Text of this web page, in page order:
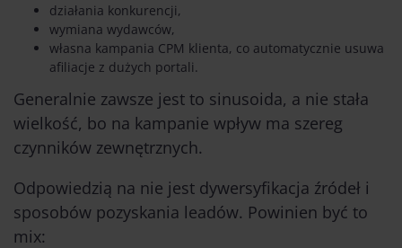
działania konkurencji,
wymiana wydawców,
własna kampania CPM klienta, co automatycznie usuwa
afiliacje z dużych portali.
Generalnie zawsze jest to sinusoida, a nie stała
wielkość, bo na kampanie wpływ ma szereg
czynników zewnętrznych.
Odpowiedzią na nie jest dywersyfikacja źródeł i
sposobów pozyskania leadów. Powinien być to
mix: